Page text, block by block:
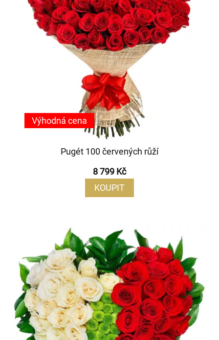
Pugét 100 červených růží
8 799 Kč
KOUPIT
Výhodná cena